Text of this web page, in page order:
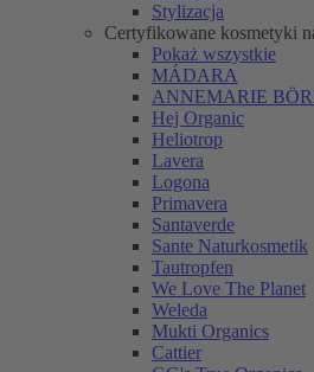
Stylizacja
Certyfikowane kosmetyki
Pokaż wszystkie
MÁDARA
ANNEMARIE
Hej Organic
Heliotrop
Lavera
Logona
Primavera
Santaverde
Sante Naturkosmetik
Tautropfen
We Love The Planet
Weleda
Mukti Organics
Cattier